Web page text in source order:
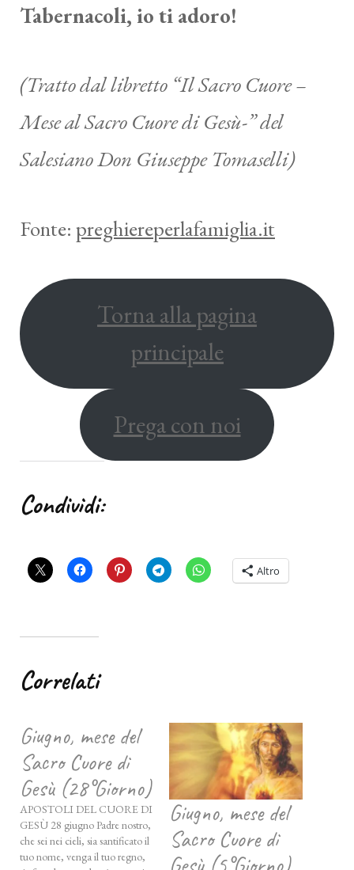
Tabernacoli, io ti adoro!
(Tratto dal libretto “Il Sacro Cuore –
Mese al Sacro Cuore di Gesù-” del
Salesiano Don Giuseppe Tomaselli)
Fonte: preghiereperlafamiglia.it
Torna alla pagina
principale
Prega con noi
Condividi:
Altro
Correlati
Giugno, mese del
Sacro Cuore di
Gesù (28°Giorno)
APOSTOLI DEL CUORE DI
GESÙ 28 giugno Padre nostro,
che sei nei cieli, sia santificato il
tuo nome, venga il tuo regno,
Giugno, mese del
Sacro Cuore di